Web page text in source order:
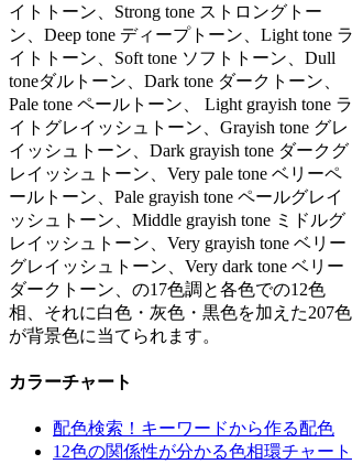
イトトーン、Strong tone ストロングトー
ン、Deep tone ディープトーン、Light tone ラ
イトトーン、Soft tone ソフトトーン、Dull
toneダルトーン、Dark tone ダークトーン、
Pale tone ペールトーン、 Light grayish tone ラ
イトグレイッシュトーン、Grayish tone グレ
イッシュトーン、Dark grayish tone ダークグ
レイッシュトーン、Very pale tone ベリーペ
ールトーン、Pale grayish tone ペールグレイ
ッシュトーン、Middle grayish tone ミドルグ
レイッシュトーン、Very grayish tone ベリー
グレイッシュトーン、Very dark tone ベリー
ダークトーン、の17色調と各色での12色
相、それに白色・灰色・黒色を加えた207色
が背景色に当てられます。
カラーチャート
配色検索！キーワードから作る配色
12色の関係性が分かる色相環チャート